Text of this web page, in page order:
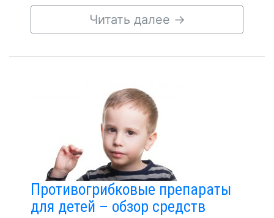
Читать далее →
Противогрибковые препараты
для детей – обзор средств